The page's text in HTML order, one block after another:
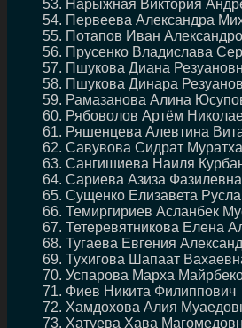
Нарыжная Виктория
Первеева Александра
Потапов Иван
Прусенко Владислава
Пшукова Диана
Пшукова Динара
Рамазанова Алина
Рябоволов Артём
Ряшенцева Алевтина
Савувова Сидрат
Сангишиева Наиля
Сариева Азиза Фазилевна
Сущенко Елизавета
Темиргириев Асланбек
Тетеревятникова Елена
Тугаева Евгения
Тухигова Шапаат
Успарова Марха
Фиев Никита Филиппович
Хамдохова Алия
Хатуева Хава